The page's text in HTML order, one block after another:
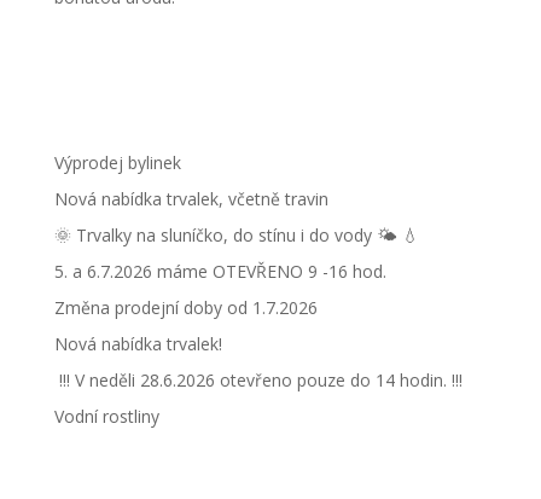
Výprodej bylinek
Nová nabídka trvalek, včetně travin
🌞 Trvalky na sluníčko, do stínu i do vody 🌤 💧
5. a 6.7.2026 máme OTEVŘENO 9 -16 hod.
Změna prodejní doby od 1.7.2026
Nová nabídka trvalek!
!!! V neděli 28.6.2026 otevřeno pouze do 14 hodin. !!!
Vodní rostliny